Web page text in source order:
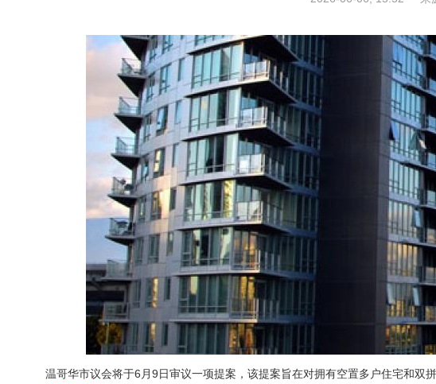
温哥华市议会将于6月9日审议一项提案，该提案旨在对拥有空置多户住宅和